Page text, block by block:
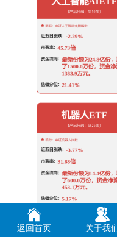
上一篇：国家统计局：推动解决相
《民用航空货物运输管理规定》发布
返回首页 关于我